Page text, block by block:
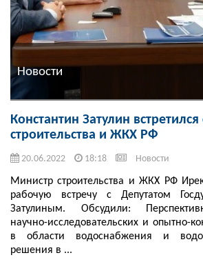
Новости
Константин Затулин
строительства и ЖКХ РФ
20.06.2022 18:18 Новости
Министр строительства и ЖКХ РФ
рабочую встречу с Депутатом
Затулиным. Обсудили:
научно-исследовательских и опытно-
в области водоснабжения и
решения в ...